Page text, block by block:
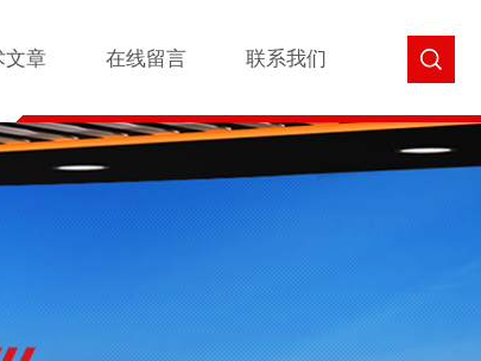
文章 在线留言 联系我们